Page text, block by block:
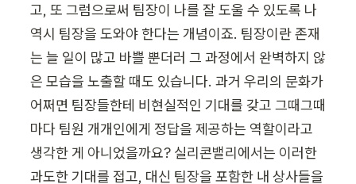
고, 또 그럼으로써 팀장이 나를 잘 도울 수 있도록 나
역시 팀장을 도와야 한다는 개념이죠. 팀장이란 존재
는 늘 일이 많고 바쁠 뿐더러 그 과정에서 완벽하지 않
은 모습을 노출할 때도 있습니다. 과거 우리의 문화가
어쩌면 팀장들한테 비현실적인 기대를 갖고 그때그때
마다 팀원 개개인에게 정답을 제공하는 역할이라고
생각한 게 아니었을까요? 실리콘밸리에서는 이러한
과도한 기대를 접고, 대신 팀장을 포함한 내 상사들을